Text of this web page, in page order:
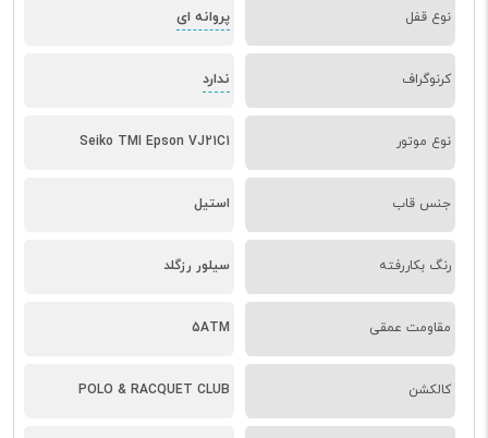
نوع قفل پروانه ای
کرنوگراف ندارد
نوع موتور Seiko TMI Epson VJ21C1
جنس قاب استیل
رنگ بکاررفته سیلور رزگلد
مقاومت عمقی 5ATM
کالکشن POLO & RACQUET CLUB